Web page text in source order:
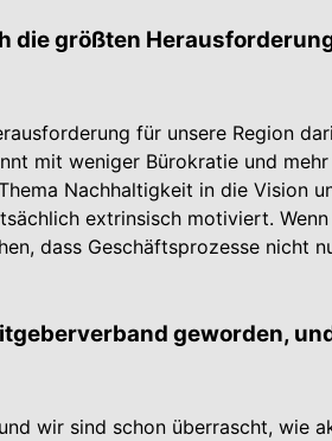
die größten
für unsere Region
mit weniger Bürokratie und
Nachhaltigkeit in die Vision
extrinsisch motiviert.
dass Geschäftsprozesse nicht
geworden,
wir sind schon überrascht, wie